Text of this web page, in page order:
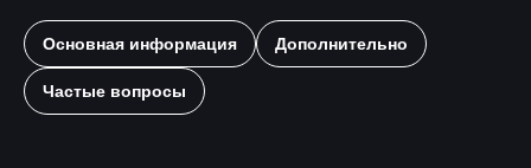
Основная информация Дополнительно
Частые вопросы